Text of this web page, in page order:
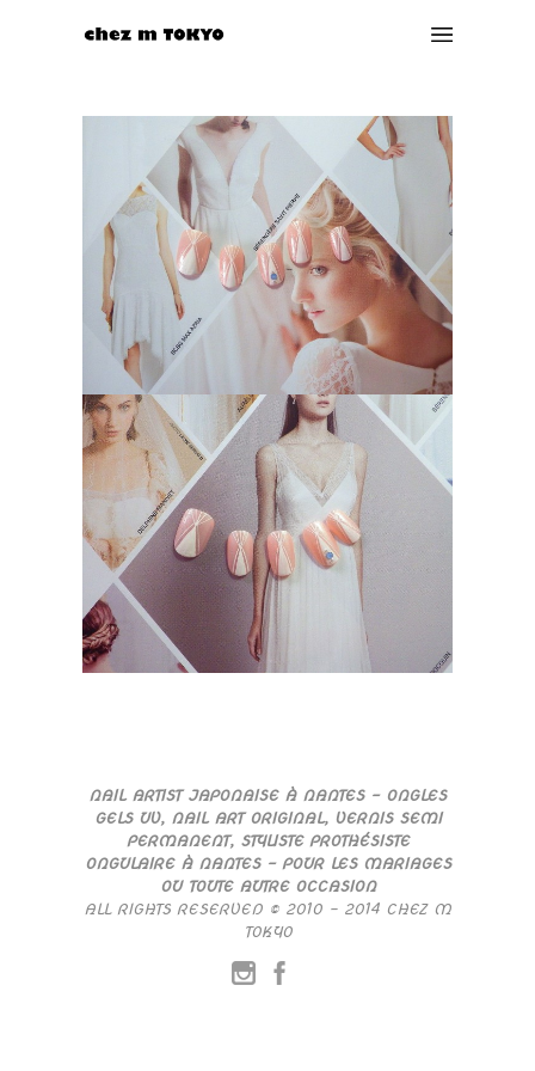
NAIL ARTIST JAPONAISE À NANTES – ONGLES
GELS UV, NAIL ART ORIGINAL, VERNIS SEMI
PERMANENT, STYLISTE PROTHÉSISTE
ONGULAIRE À NANTES – POUR LES MARIAGES
OU TOUTE AUTRE OCCASION
ALL RIGHTS RESERVED © 2010 – 2014 CHEZ M
TOKYO